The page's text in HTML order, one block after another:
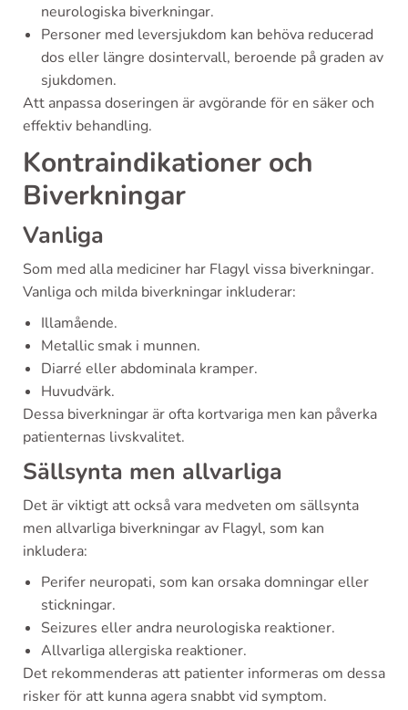
neurologiska biverkningar.
Personer med leversjukdom kan behöva reducerad
dos eller längre dosintervall, beroende på graden av
sjukdomen.
Att anpassa doseringen är avgörande för en säker och
effektiv behandling.
Kontraindikationer och
Biverkningar
Vanliga
Som med alla mediciner har Flagyl vissa biverkningar.
Vanliga och milda biverkningar inkluderar:
Illamående.
Metallic smak i munnen.
Diarré eller abdominala kramper.
Huvudvärk.
Dessa biverkningar är ofta kortvariga men kan påverka
patienternas livskvalitet.
Sällsynta men allvarliga
Det är viktigt att också vara medveten om sällsynta
men allvarliga biverkningar av Flagyl, som kan
inkludera:
Perifer neuropati, som kan orsaka domningar eller
stickningar.
Seizures eller andra neurologiska reaktioner.
Allvarliga allergiska reaktioner.
Det rekommenderas att patienter informeras om dessa
risker för att kunna agera snabbt vid symptom.